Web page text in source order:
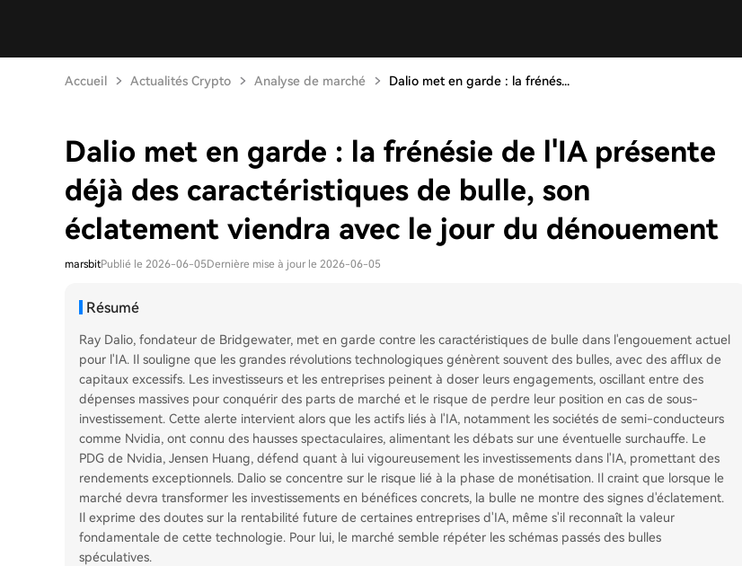
Accueil Actualités Crypto Analyse de marché Dalio met en garde : la frénés...
Dalio met en garde : la frénésie de l'IA présente
déjà des caractéristiques de bulle, son
éclatement viendra avec le jour du dénouement
marsbitPublié le 2026-06-05Dernière mise à jour le 2026-06-05
Résumé
Ray Dalio, fondateur de Bridgewater, met en garde contre les caractéristiques de bulle dans l'engouement actuel
pour l'IA. Il souligne que les grandes révolutions technologiques génèrent souvent des bulles, avec des afflux de
capitaux excessifs. Les investisseurs et les entreprises peinent à doser leurs engagements, oscillant entre des
dépenses massives pour conquérir des parts de marché et le risque de perdre leur position en cas de sous-
investissement. Cette alerte intervient alors que les actifs liés à l'IA, notamment les sociétés de semi-conducteurs
comme Nvidia, ont connu des hausses spectaculaires, alimentant les débats sur une éventuelle surchauffe. Le
PDG de Nvidia, Jensen Huang, défend quant à lui vigoureusement les investissements dans l'IA, promettant des
rendements exceptionnels. Dalio se concentre sur le risque lié à la phase de monétisation. Il craint que lorsque le
marché devra transformer les investissements en bénéfices concrets, la bulle ne montre des signes d'éclatement.
Il exprime des doutes sur la rentabilité future de certaines entreprises d'IA, même s'il reconnaît la valeur
fondamentale de cette technologie. Pour lui, le marché semble répéter les schémas passés des bulles
spéculatives.